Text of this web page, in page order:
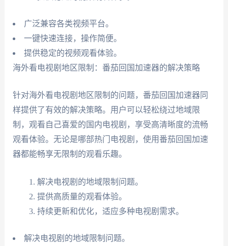
广泛兼容各类视频平台。
一键快速连接，操作简便。
提供稳定的视频观看体验。
海外看电视剧地区限制：番茄回国加速器的解决策略
针对海外看电视剧地区限制的问题，番茄回国加速器同
样提供了有效的解决策略。用户可以轻松绕过地域限
制，观看自己喜爱的国内电视剧，享受高清晰度的流畅
观看体验。无论是哪部热门电视剧，使用番茄回国加速
器都能畅享无限制的观看乐趣。
解决电视剧的地域限制问题。
提供高质量的观看体验。
持续更新和优化，适应多种电视剧需求。
解决电视剧的地域限制问题。